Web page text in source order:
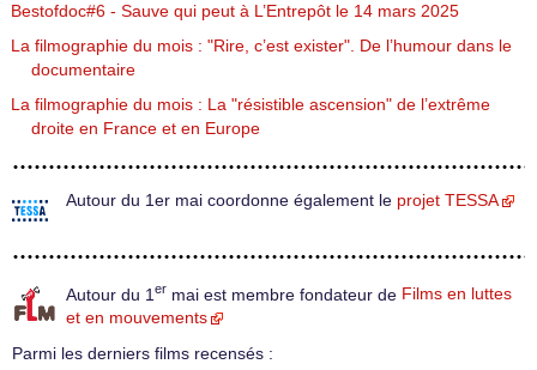
Bestofdoc#6 - Sauve qui peut à L’Entrepôt le 14 mars 2025
La filmographie du mois : "Rire, c’est exister". De l’humour dans le
documentaire
La filmographie du mois : La "résistible ascension" de l’extrême
droite en France et en Europe
Autour du 1er mai coordonne également le projet TESSA
Autour du 1 er mai est membre fondateur de Films en luttes
et en mouvements
Parmi les derniers films recensés :